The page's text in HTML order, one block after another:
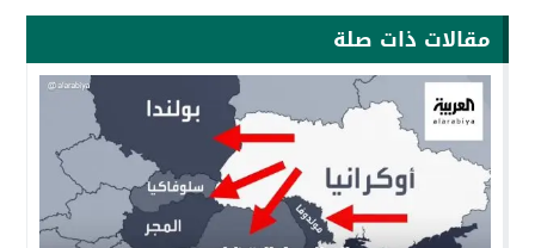
مقالات ذات صلة